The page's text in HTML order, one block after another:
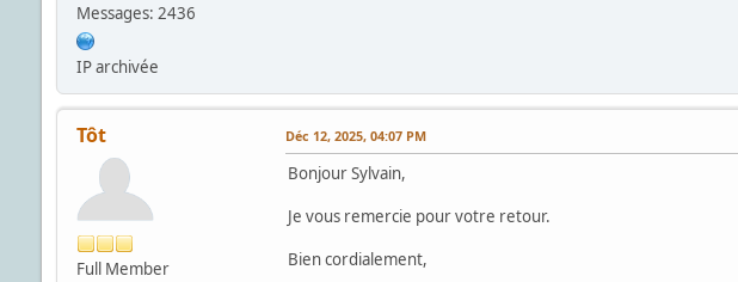
Messages: 2436
IP archivée
Tôt
Full Member
Déc 12, 2025, 04:07 PM
Bonjour Sylvain,
Je vous remercie pour votre retour.
Bien cordialement,